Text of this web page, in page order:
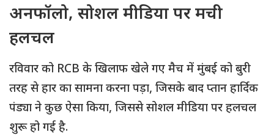
अनफॉलो, सोशल मीडिया पर मची
हलचल
रविवार को RCB के खिलाफ खेले गए मैच में मुंबई को बुरी
तरह से हार का सामना करना पड़ा, जिसके बाद प्तान हार्दिक
पंड्या ने कुछ ऐसा किया, जिससे सोशल मीडिया पर हलचल
शुरू हो गई है.